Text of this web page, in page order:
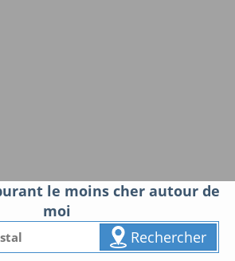
le moins cher autour de
moi
Rechercher